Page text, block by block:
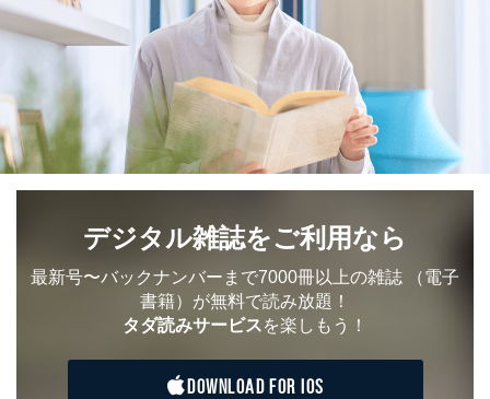
デジタル雑誌をご利用なら
最新号〜バックナンバーまで7000冊以上の雑誌 （電子
書籍）が無料で読み放題！
タダ読みサービスを楽しもう！
DOWNLOAD FOR IOS